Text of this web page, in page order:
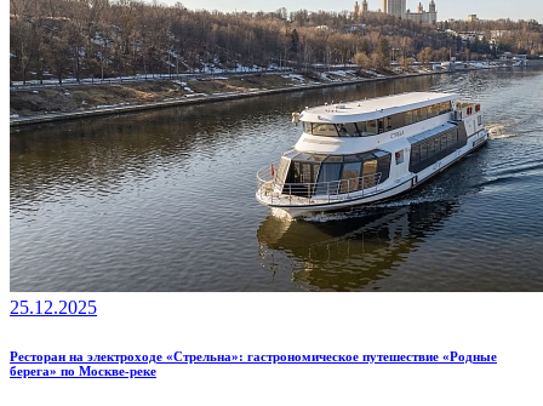
25.12.2025
Ресторан на электроходе «Стрельна»: гастрономическое путешествие «Родные
берега» по Москве-реке